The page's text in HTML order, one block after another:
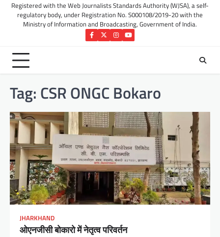
Registered with the Web Journalists Standards Authority (WJSA), a self-
regulatory body, under Registration No. S000108/2019-20 with the
Ministry of Information and Broadcasting, Government of India.
Facebook
TwitterInstagram
YouTube
Tag: CSR ONGC Bokaro
JHARKHAND
ओएनजीसी बोकारो में नेतृत्व परिवर्तन